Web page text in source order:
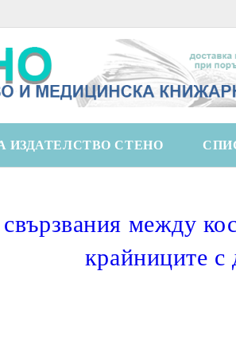
ИЗДАТЕЛСТВО СТЕНО
между
крайниците с